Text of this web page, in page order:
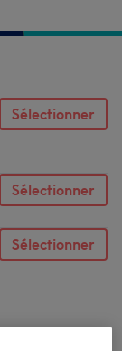
Sélectionner
Sélectionner
Sélectionner